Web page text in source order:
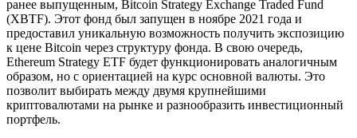
ранее выпущенным, Bitcoin Strategy Exchange Traded Fund
(XBTF). Этот фонд был запущен в ноябре 2021 года и
предоставил уникальную возможность получить экспозицию
к цене Bitcoin через структуру фонда. В свою очередь,
Ethereum Strategy ETF будет функционировать аналогичным
образом, но с ориентацией на курс основной валюты. Это
позволит выбирать между двумя крупнейшими
криптовалютами на рынке и разнообразить инвестиционный
портфель.